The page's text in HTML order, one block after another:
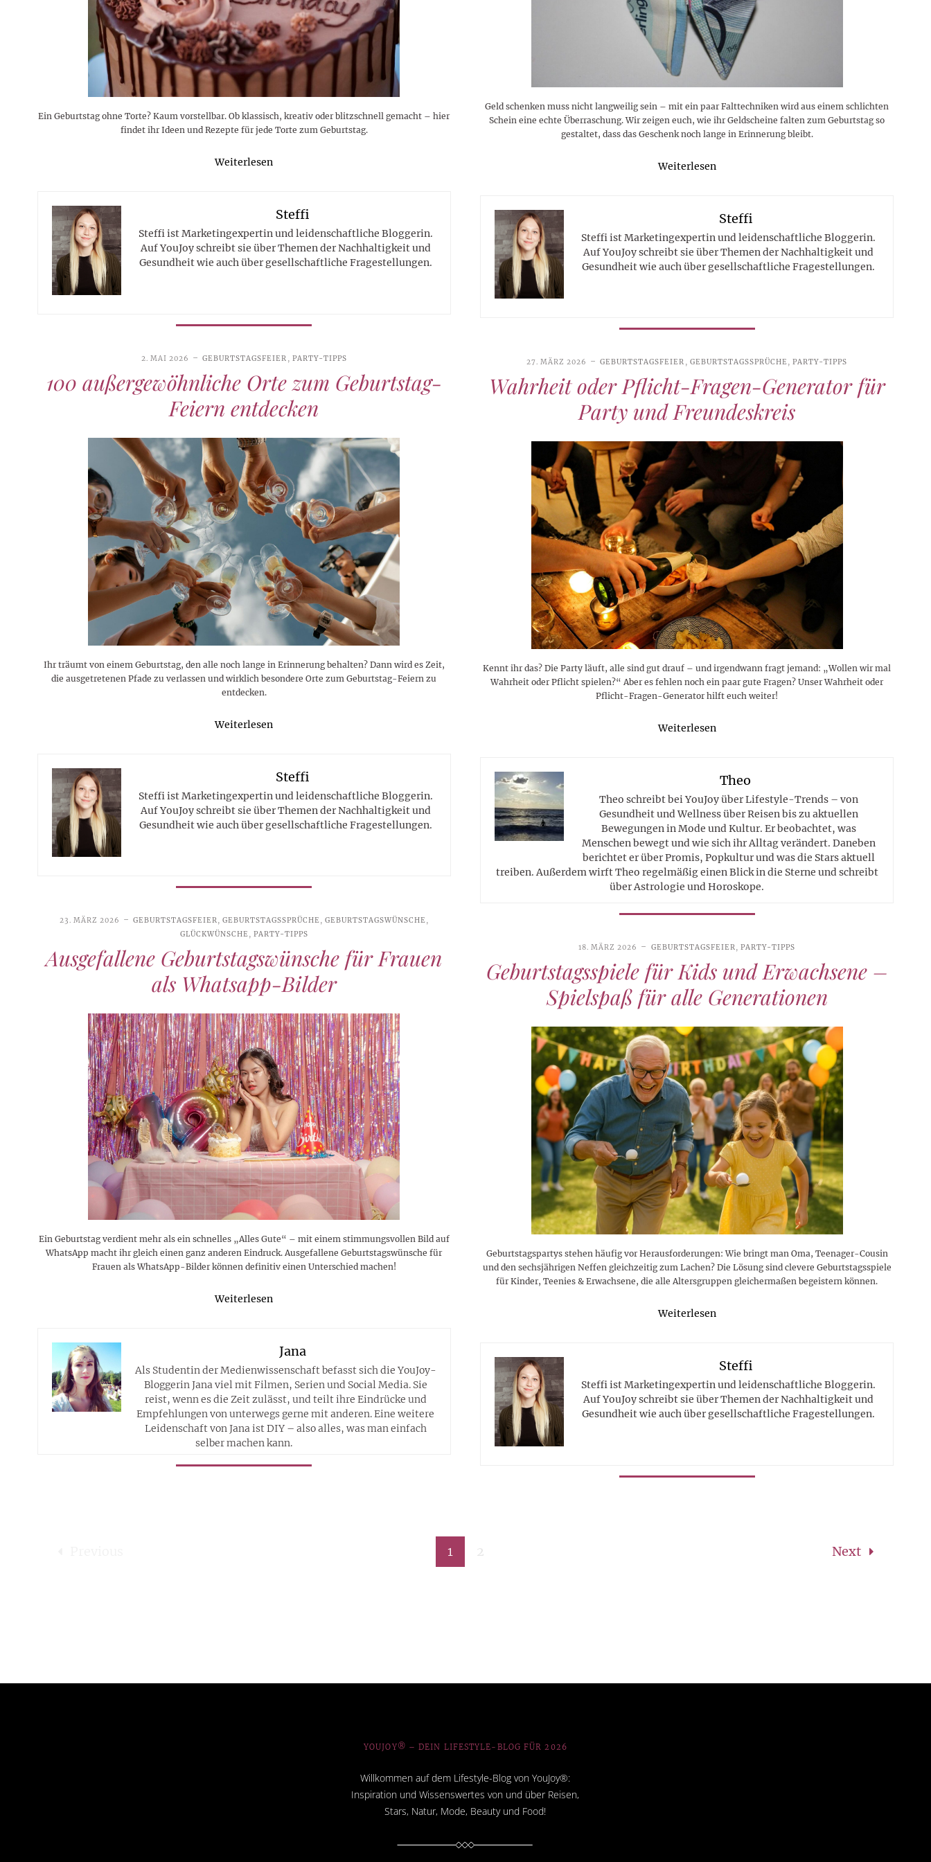
Stars 2026
MORE
Start, Teilnehmer, Gagen und
Skandale
MORE
lustigen Sprüche helfen beim
Gratulieren
dahintersteckt und was bei
Plattformen zu beachten ist
MORE
BMI-Rechner für Frauen 2026
– Online-Rechner mit
hilfreichen Tipps
MORE
Profi
Sternzeichen
MORE
Ausblick für Frauen und
Männer aller Sternzeichen
Jahre
MORE
Traumurlaub im
schneeweißen Salzburger
Land
Ein Geburtstag ohne Torte? Kaum vorstellbar. Ob klassisch, kreativ oder blitzschnell gemacht – hier
findet ihr Ideen und Rezepte für jede Torte zum Geburtstag.
Weiterlesen
Steffi
Steffi ist Marketingexpertin und leidenschaftliche Bloggerin.
Auf YouJoy schreibt sie über Themen der Nachhaltigkeit und
Gesundheit wie auch über gesellschaftliche Fragestellungen.
Geld schenken muss nicht langweilig sein – mit ein paar Falttechniken wird aus einem schlichten
Schein eine echte Überraschung. Wir zeigen euch, wie ihr Geldscheine falten zum Geburtstag so
gestaltet, dass das Geschenk noch lange in Erinnerung bleibt.
Weiterlesen
Steffi
Steffi ist Marketingexpertin und leidenschaftliche Bloggerin.
Auf YouJoy schreibt sie über Themen der Nachhaltigkeit und
Gesundheit wie auch über gesellschaftliche Fragestellungen.
2. MAI 2026 GEBURTSTAGSFEIER , PARTY-TIPPS
100 außergewöhnliche Orte zum Geburtstag-
Feiern entdecken
Ihr träumt von einem Geburtstag, den alle noch lange in Erinnerung behalten? Dann wird es Zeit,
die ausgetretenen Pfade zu verlassen und wirklich besondere Orte zum Geburtstag-Feiern zu
entdecken.
Weiterlesen
Steffi
Steffi ist Marketingexpertin und leidenschaftliche Bloggerin.
Auf YouJoy schreibt sie über Themen der Nachhaltigkeit und
Gesundheit wie auch über gesellschaftliche Fragestellungen.
27. MÄRZ 2026 GEBURTSTAGSFEIER , GEBURTSTAGSSPRÜCHE, PARTY-TIPPS
Wahrheit oder Pflicht-Fragen-Generator für
Party und Freundeskreis
Kennt ihr das? Die Party läuft, alle sind gut drauf – und irgendwann fragt jemand: „Wollen wir mal
Wahrheit oder Pflicht spielen?“ Aber es fehlen noch ein paar gute Fragen? Unser Wahrheit oder
Pflicht-Fragen-Generator hilft euch weiter!
Weiterlesen
Theo
Theo schreibt bei YouJoy über Lifestyle-Trends – von
Gesundheit und Wellness über Reisen bis zu aktuellen
Bewegungen in Mode und Kultur. Er beobachtet, was
Menschen bewegt und wie sich ihr Alltag verändert. Daneben
berichtet er über Promis, Popkultur und was die Stars aktuell
treiben. Außerdem wirft Theo regelmäßig einen Blick in die Sterne und schreibt
über Astrologie und Horoskope.
23. MÄRZ 2026 GEBURTSTAGSFEIER, GEBURTSTAGSSPRÜCHE,GEBURTSTAGSWÜNSCHE,
GLÜCKWÜNSCHE, PARTY-TIPPS
Ausgefallene Geburtstagswünsche für Frauen
als Whatsapp-Bilder
Ein Geburtstag verdient mehr als ein schnelles „Alles Gute“ – mit einem stimmungsvollen Bild auf
WhatsApp macht ihr gleich einen ganz anderen Eindruck. Ausgefallene Geburtstagswünsche für
Frauen als WhatsApp-Bilder können definitiv einen Unterschied machen!
Weiterlesen
Jana
Als Studentin der Medienwissenschaft befasst sich die YouJoy-
Bloggerin Jana viel mit Filmen, Serien und Social Media. Sie
reist, wenn es die Zeit zulässt, und teilt ihre Eindrücke und
Empfehlungen von unterwegs gerne mit anderen. Eine weitere
Leidenschaft von Jana ist DIY – also alles, was man einfach
selber machen kann.
18. MÄRZ 2026 GEBURTSTAGSFEIER, PARTY-TIPPS
Geburtstagsspiele für Kids und Erwachsene –
Spielspaß für alle Generationen
Geburtstagspartys stehen häufig vor Herausforderungen: Wie bringt man Oma, Teenager-Cousin
und den sechsjährigen Neffen gleichzeitig zum Lachen? Die Lösung sind clevere Geburtstagsspiele
für Kinder, Teenies & Erwachsene, die alle Altersgruppen gleichermaßen begeistern können.
Weiterlesen
Steffi
Steffi ist Marketingexpertin und leidenschaftliche Bloggerin.
Auf YouJoy schreibt sie über Themen der Nachhaltigkeit und
Gesundheit wie auch über gesellschaftliche Fragestellungen.
1 2 Next
YOUJOY® – DEIN LIFESTYLE-BLOG FÜR 2026
Willkommen auf dem Lifestyle-Blog von YouJoy®:
Inspiration und Wissenswertes von und über Reisen,
Stars, Natur, Mode, Beauty und Food!